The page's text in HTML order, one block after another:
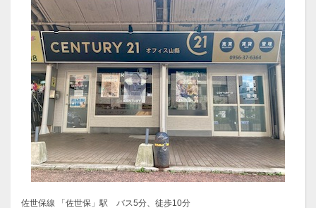
佐世保線 「佐世保」駅 バス5分、徒歩10分